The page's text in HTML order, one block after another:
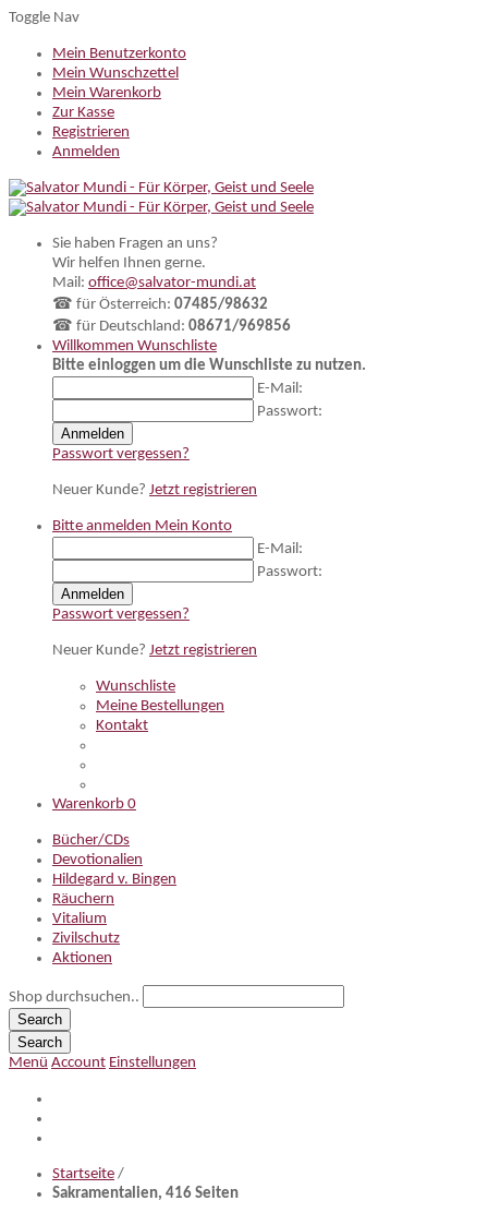
Toggle Nav
Mein Benutzerkonto
Mein Wunschzettel
Mein Warenkorb
Zur Kasse
Registrieren
Anmelden
Sie haben Fragen an uns?
Wir helfen Ihnen gerne.
Mail: office@salvator-mundi.at
☎ für Österreich: 07485/98632
☎ für Deutschland: 08671/969856
Willkommen Wunschliste
Bitte einloggen um die Wunschliste zu nutzen.
E-Mail:
Passwort:
Anmelden
Passwort vergessen?
Neuer Kunde? Jetzt registrieren
Bitte anmelden Mein Konto
E-Mail:
Passwort:
Anmelden
Passwort vergessen?
Neuer Kunde? Jetzt registrieren
Wunschliste
Meine Bestellungen
Kontakt
Warenkorb 0
Bücher/CDs
Devotionalien
Hildegard v. Bingen
Räuchern
Vitalium
Zivilschutz
Aktionen
Shop durchsuchen..
Search
Search
Menü Account Einstellungen
Startseite /
Sakramentalien, 416 Seiten